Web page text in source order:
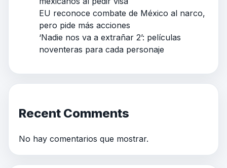
EU reconoce combate de México al narco,
pero pide más acciones
‘Nadie nos va a extrañar 2’: películas
noventeras para cada personaje
Recent Comments
No hay comentarios que mostrar.